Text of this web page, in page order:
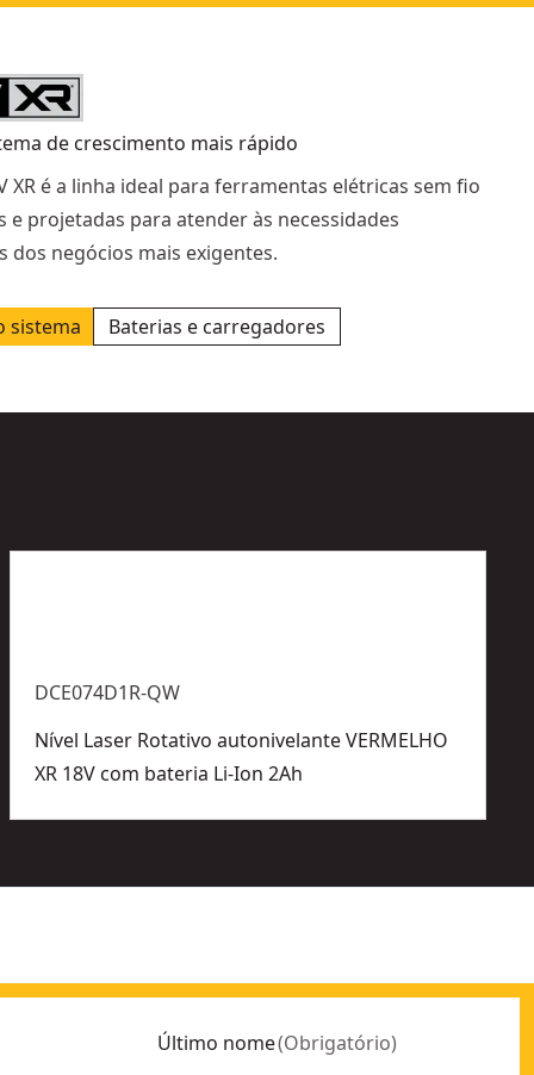
de crescimento mais rápido
XR é a linha ideal para ferramentas elétricas sem fio
e projetadas para atender às necessidades
dos negócios mais exigentes.
sistema Baterias e carregadores
DCE074D1R-QW
Nível Laser Rotativo autonivelante VERMELHO
XR 18V com bateria Li-Ion 2Ah
Último nome(Obrigatório)